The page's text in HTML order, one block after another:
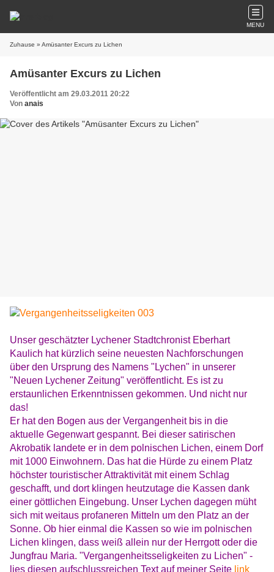
MENU
Zuhause » Amüsanter Excurs zu Lichen
Amüsanter Excurs zu Lichen
Veröffentlicht am 29.03.2011 20:22
Von anais
Unser geschätzter Lychener Stadtchronist Eberhart
Kaulich hat kürzlich seine neuesten Nachforschungen
über den Ursprung des Namens "Lychen" in unserer
"Neuen Lychener Zeitung" veröffentlicht. Es ist zu
erstaunlichen Erkenntnissen gekommen. Und nicht nur
das!
Er hat den Bogen aus der Vergangenheit bis in die
aktuelle Gegenwart gespannt. Bei dieser satirischen
Akrobatik landete er in dem polnischen Lichen, einem Dorf
mit 1000 Einwohnern. Das hat die Hürde zu einem Platz
höchster touristischer Attraktivität mit einem Schlag
geschafft, und dort klingen heutzutage die Kassen dank
einer göttlichen Eingebung. Unser Lychen dagegen müht
sich mit weitaus profaneren Mitteln um den Platz an der
Sonne. Ob hier einmal die Kassen so wie im polnischen
Lichen klingen, dass weiß allein nur der Herrgott oder die
Jungfrau Maria. "Vergangenheitsseligkeiten zu Lichen" -
lies diesen aufschlussreichen Text auf meiner Seite link